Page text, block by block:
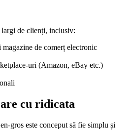
largi de clienți, inclusiv:
de comerț electronic
uri (Amazon, eBay etc.)
cu ridicata
gros este conceput să fie simplu și